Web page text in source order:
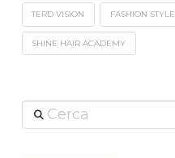
TERD VISION FASHION STYLE
SHINE HAIR ACADEMY
Cerca